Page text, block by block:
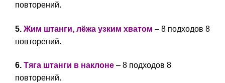
повторений.
5. Жим штанги, лёжа узким хватом – 8 подходов 8
повторений.
6. Тяга штанги в наклоне – 8 подходов 8
повторений.